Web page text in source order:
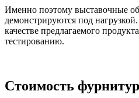
Именно поэтому выставочные
демонстрируются под
качестве предлагаемого
тестированию.
Стоимость